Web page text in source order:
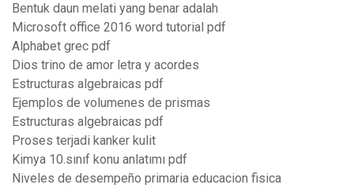
Bentuk daun melati yang benar adalah
Microsoft office 2016 word tutorial pdf
Alphabet grec pdf
Dios trino de amor letra y acordes
Estructuras algebraicas pdf
Ejemplos de volumenes de prismas
Estructuras algebraicas pdf
Proses terjadi kanker kulit
Kimya 10.sınıf konu anlatımı pdf
Niveles de desempeño primaria educacion fisica